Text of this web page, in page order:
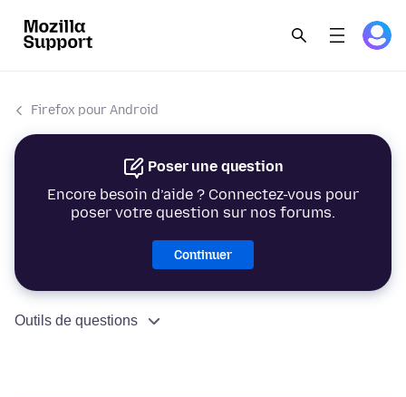
Firefox pour Android
Poser une question
Encore besoin d’aide ? Connectez-vous pour
poser votre question sur nos forums.
Continuer
Outils de questions